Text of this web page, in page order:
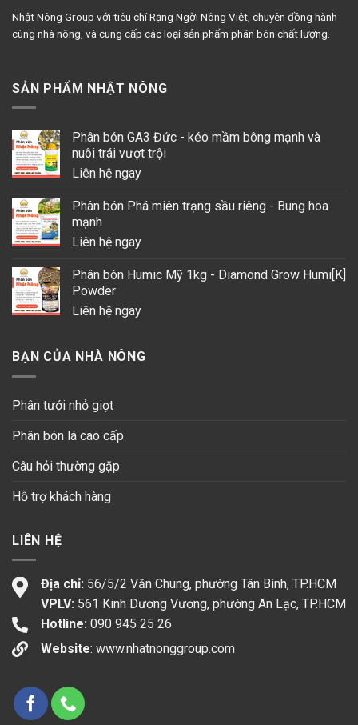
Nhật Nông Group với tiêu chí Rạng Ngời Nông Việt, chuyên đồng hành
cùng nhà nông, và cung cấp các loại sản phẩm phân bón chất lượng.
SẢN PHẨM NHẬT NÔNG
Phân bón GA3 Đức - kéo mầm bông mạnh và
nuôi trái vượt trội
Liên hệ ngay
Phân bón Phá miên trạng sầu riêng - Bung hoa
mạnh
Liên hệ ngay
Phân bón Humic Mỹ 1kg - Diamond Grow Humi[K]
Powder
Liên hệ ngay
BẠN CỦA NHÀ NÔNG
Phân tưới nhỏ giọt
Phân bón lá cao cấp
Câu hỏi thường gặp
Hỗ trợ khách hàng
LIÊN HỆ
Địa chỉ: 56/5/2 Văn Chung, phường Tân Bình, TP.HCM
VPLV: 561 Kinh Dương Vương, phường An Lạc, TP.HCM
Hotline: 090 945 25 26
Website: www.nhatnonggroup.com